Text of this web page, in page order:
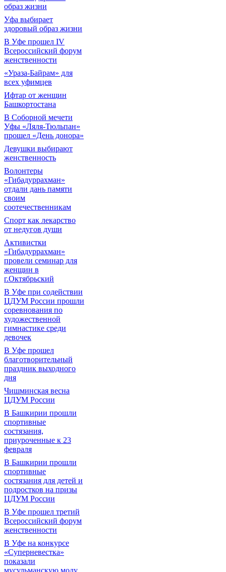
образ жизни
Уфа выбирает
здоровый образ жизни
В Уфе прошел IV
Всероссийский форум
женственности
«Ураза-Байрам» для
всех уфимцев
Ифтар от женщин
Башкортостана
В Соборной мечети
Уфы «Ляля-Тюльпан»
прошел «День донора»
Девушки выбирают
женственность
Волонтеры
«Гибадуррахман»
отдали дань памяти
своим
соотечественникам
Спорт как лекарство
от недугов души
Активистки
«Гибадуррахман»
провели семинар для
женщин в
г.Октябрьский
В Уфе при содействии
ЦДУМ России прошли
соревнования по
художественной
гимнастике среди
девочек
В Уфе прошел
благотворительный
праздник выходного
дня
Чишминская весна
ЦДУМ России
В Башкирии прошли
спортивные
состязания,
приуроченные к 23
февраля
В Башкирии прошли
спортивные
состязания для детей и
подростков на призы
ЦДУМ России
В Уфе прошел третий
Всероссийский форум
женственности
В Уфе на конкурсе
«Суперневестка»
показали
мусульманскую моду